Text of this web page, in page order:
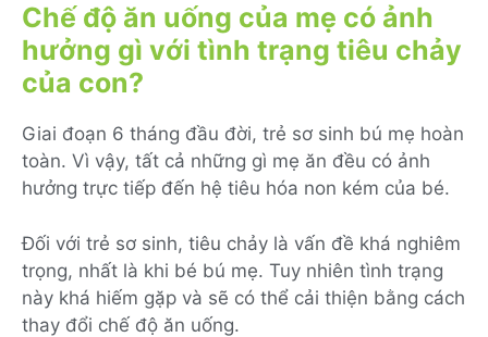
Chế độ ăn uống của mẹ có ảnh
hưởng gì với tình trạng tiêu chảy
của con?
Giai đoạn 6 tháng đầu đời, trẻ sơ sinh bú mẹ hoàn
toàn. Vì vậy, tất cả những gì mẹ ăn đều có ảnh
hưởng trực tiếp đến hệ tiêu hóa non kém của bé.
Đối với trẻ sơ sinh, tiêu chảy là vấn đề khá nghiêm
trọng, nhất là khi bé bú mẹ. Tuy nhiên tình trạng
này khá hiếm gặp và sẽ có thể cải thiện bằng cách
thay đổi chế độ ăn uống.